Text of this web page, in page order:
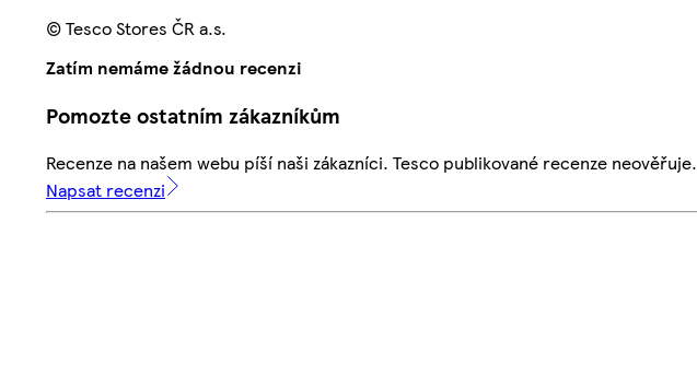
© Tesco Stores ČR a.s.
Zatím nemáme žádnou recenzi
Pomozte ostatním zákazníkům
Recenze na našem webu píší naši zákazníci. Tesco publikované recenze neověřuje.
Napsat recenzi